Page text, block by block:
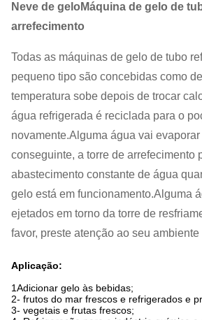
Neve de gelo Máquina de gelo de
arrefecimento
Todas as máquinas de gelo de tubo
pequeno tipo são concebidas como
temperatura sobe depois de trocar
água refrigerada é reciclada para o
novamente.Alguma água vai
conseguinte, a torre de arrefecimento
abastecimento constante de água
gelo está em funcionamento.Alguma
ejetados em torno da torre de
favor, preste atenção ao seu
Aplicação:
1Adicionar gelo às bebidas;
2- frutos do mar frescos e refrigerados e
3- vegetais e frutas frescos;